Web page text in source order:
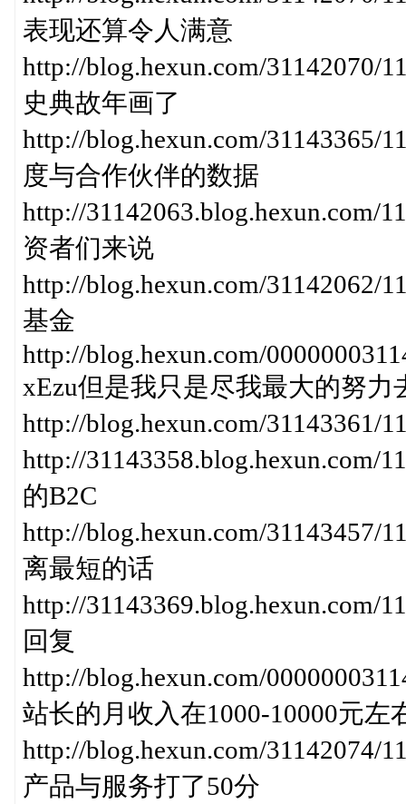
表现还算令人满意
http://blog.hexun.com/31142070/
史典故年画了
http://blog.hexun.com/31143365/
度与合作伙伴的数据
http://31142063.blog.hexun.com/
资者们来说
http://blog.hexun.com/31142062/
基金
http://blog.hexun.com/
xEzu但是我只是尽我最大的努力
http://blog.hexun.com/31143361/
http://31143358.blog.hexun.com/
的B2C
http://blog.hexun.com/31143457/
离最短的话
http://31143369.blog.hexun.com/
回复
http://blog.hexun.com/
站长的月收入在1000-10000元左
http://blog.hexun.com/31142074/
产品与服务打了50分